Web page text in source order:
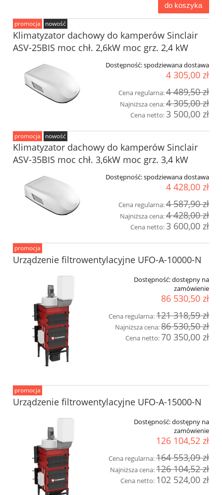
do koszyka
Klimatyzator dachowy do kamperów Sinclair
ASV-25BIS moc chł. 2,6kW moc grz. 2,4 kW
Dostępność:spodziewana dostawa
4 305,00 zł
Cena regularna:4 489,50 zł
Najniższa cena:4 305,00 zł
Cena netto:3 500,00 zł
promocja nowość
Klimatyzator dachowy do kamperów Sinclair
ASV-35BIS moc chł. 3,6kW moc grz. 3,4 kW
Dostępność:spodziewana dostawa
4 428,00 zł
Cena regularna:4 587,90 zł
Najniższa cena:4 428,00 zł
Cena netto:3 600,00 zł
promocja nowość
Urządzenie filtrowentylacyjne UFO-A-10000-N
Dostępność:dostępny na
zamówienie
86 530,50 zł
Cena regularna:121 318,59 zł
Najniższa cena:86 530,50 zł
Cena netto:70 350,00 zł
promocja
Urządzenie filtrowentylacyjne UFO-A-15000-N
Dostępność:dostępny na
zamówienie
126 104,52 zł
Cena regularna:164 553,09 zł
Najniższa cena:126 104,52 zł
Cena netto: 102 524,00 zł
promocja